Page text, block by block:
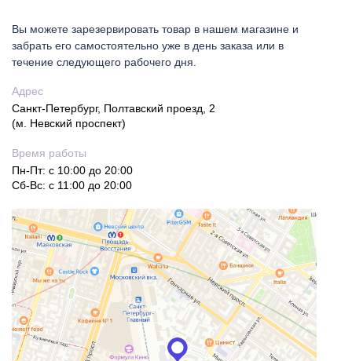
Вы можете зарезервировать товар в нашем магазине и
забрать его самостоятельно уже в день заказа или в
течение следующего рабочего дня.
Адрес
Санкт-Петербург, Полтавский проезд, 2
(м. Невский проспект)
Время работы
Пн-Пт: с 10:00 до 20:00
Сб-Вс: с 11:00 до 20:00